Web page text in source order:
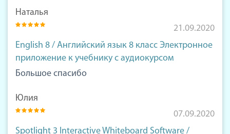
Наталья
21.09.2020
English 8 / Английский язык 8 класс Электронное
приложение к учебнику с аудиокурсом
Большое спасибо
Юлия
07.09.2020
Spotlight 3 Interactive Whiteboard Software /